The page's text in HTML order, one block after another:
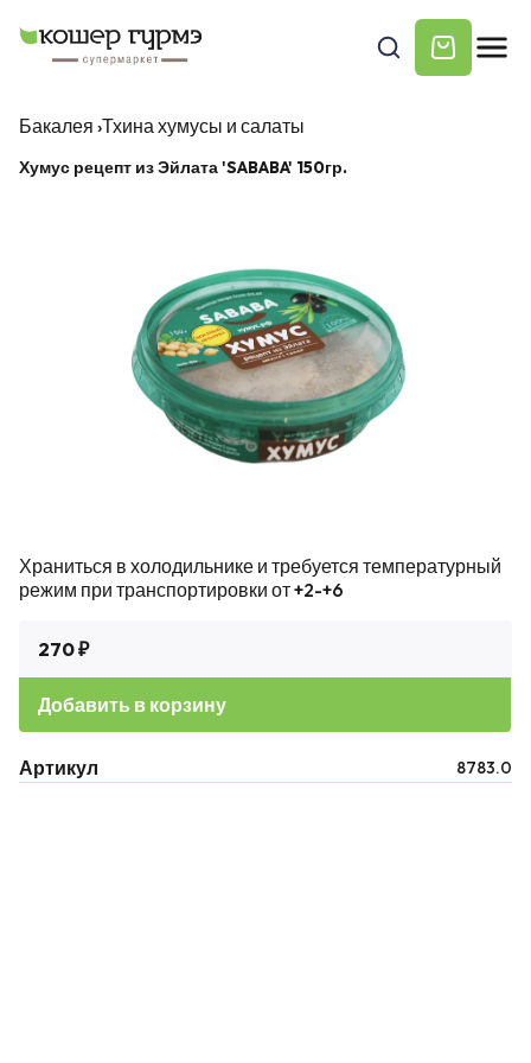
Бакалея ›Тхина хумусы и салаты
Хумус рецепт из Эйлата 'SABABA' 150гр.
Храниться в холодильнике и требуется температурный
режим при транспортировки от +2-+6
270 ₽
Добавить в корзину
Артикул 8783.0